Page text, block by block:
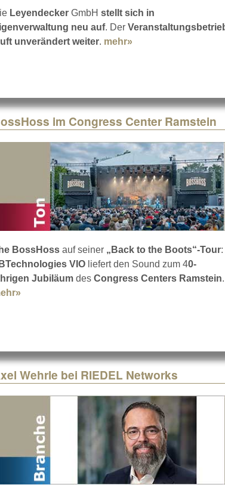
Leyendecker GmbH stellt sich in
neu auf. Der
unverändert weiter. mehr»
im Congress Center Ramstein
BossHoss auf seiner „Back to the Boots“-Tour:
VIO liefert den Sound zum 40-
Jubiläum des Congress Centers Ramstein.
Wehrle bei RIEDEL Networks